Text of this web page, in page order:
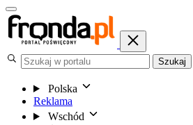
Szukaj
Polska
Reklama
Wschód